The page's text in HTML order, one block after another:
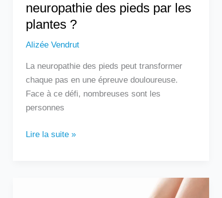
neuropathie des pieds par les
plantes ?
Alizée Vendrut
La neuropathie des pieds peut transformer
chaque pas en une épreuve douloureuse.
Face à ce défi, nombreuses sont les
personnes
Lire la suite »